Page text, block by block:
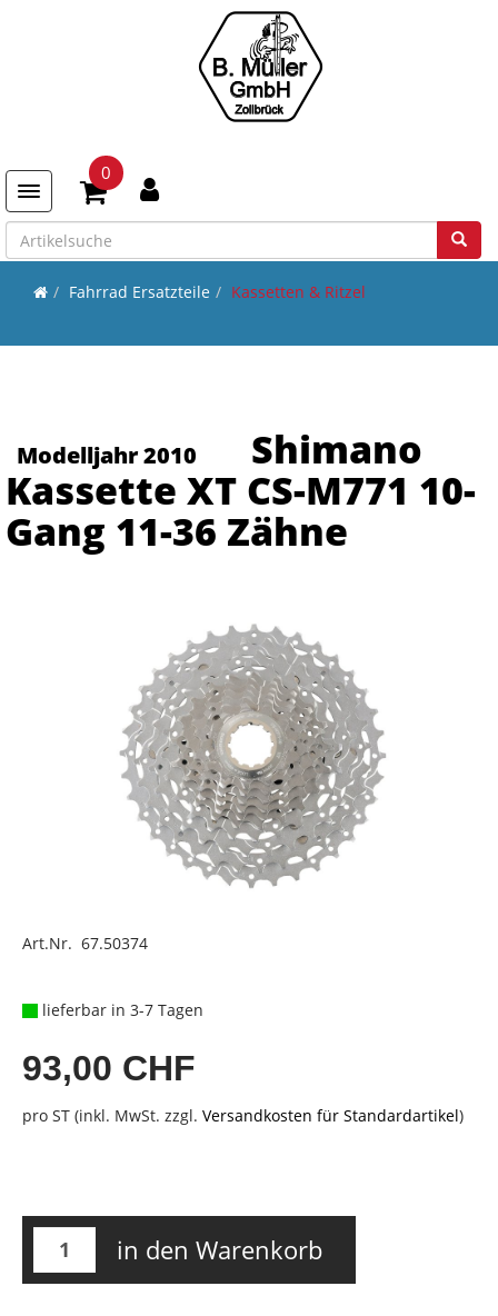
Toggle navigation
0
Fahrrad Ersatzteile Kassetten & Ritzel
Modelljahr 2010
Shimano
Kassette XT CS-M771 10-
Gang 11-36 Zähne
Art.Nr. 67.50374
lieferbar in 3-7 Tagen
93,00 CHF
pro ST (inkl. MwSt. zzgl. Versandkosten für Standardartikel)
in den Warenkorb